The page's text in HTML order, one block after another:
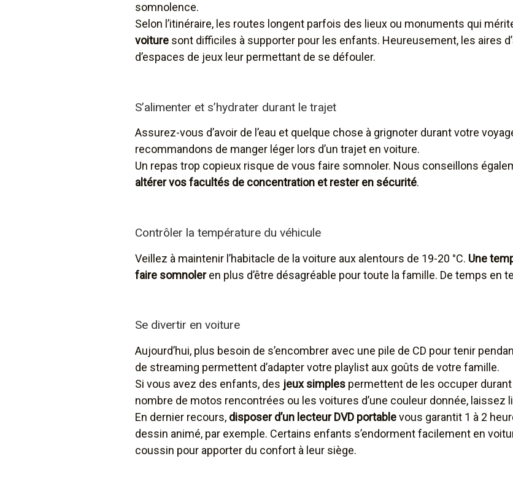
somnolence.
Selon l’itinéraire, les routes longent parfois des lieux ou monuments qui
voiture sont difficiles à supporter pour les enfants. Heureusement, les aires
d’espaces de jeux leur permettant de se défouler.
S’alimenter et s’hydrater durant le trajet
Assurez-vous d’avoir de l’eau et quelque chose à grignoter durant votre
recommandons de manger léger lors d’un trajet en voiture.
Un repas trop copieux risque de vous faire somnoler. Nous conseillons
altérer vos facultés de concentration et rester en sécurité.
Contrôler la température du véhicule
Veillez à maintenir l’habitacle de la voiture aux alentours de 19-20 °C. Une
faire somnoleren plus d’être désagréable pour toute la famille. De temps en
Se divertir en voiture
Aujourd’hui, plus besoin de s’encombrer avec une pile de CD pour tenir
de streaming permettent d’adapter votre playlist aux goûts de votre famille.
Si vous avez des enfants, des jeux simples permettent de les occuper durant
nombre de motos rencontrées ou les voitures d’une couleur donnée, laissez
En dernier recours, disposer d’un lecteur DVD portablevous garantit 1 à 2
dessin animé, par exemple. Certains enfants s’endorment facilement en
coussin pour apporter du confort à leur siège.